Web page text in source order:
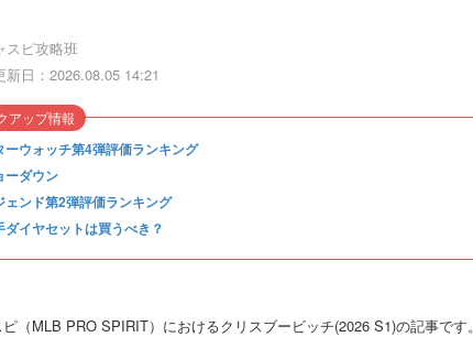
スピ攻略班
新日：2026.08.05 14:21
ーウォッチ第4弾評価ランキング
ーダウン
ェンド第2弾評価ランキング
ダイヤセットは買うべき？
アップ情報
（MLB PRO SPIRIT）におけるクリスブービッチ(2026 S1)の記事です。